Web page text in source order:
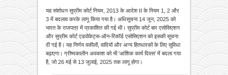
यह संशोधन सुप्रीम कोर्ट नियम, 2013 के आदेश II के नियम 1, 2 और
3 में बदलाव करके लागू किया गया है। अधिसूचना 14 जून, 2025 को
भारत के राजपत्र में प्रकाशित की गई थी। सुप्रीम कोर्ट बार एसोसिएशन
और सुप्रीम कोर्ट एडवोकेट्स-ऑन-रिकॉर्ड एसोसिएशन को इसकी सूचना
दी गई है। यह निर्णय वकीलों, वादियों और अन्य हितधारकों के लिए सुविधा
बढ़ाएगा। ग्रीष्मकालीन अवकाश को भी 'आंशिक कार्य दिवस' में बदला गया
है, जो 26 मई से 13 जुलाई, 2025 तक लागू होगा।